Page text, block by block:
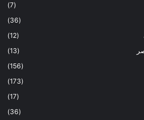
(7)
(36)
(12)
(13)
(156)
(173)
(17)
(36)